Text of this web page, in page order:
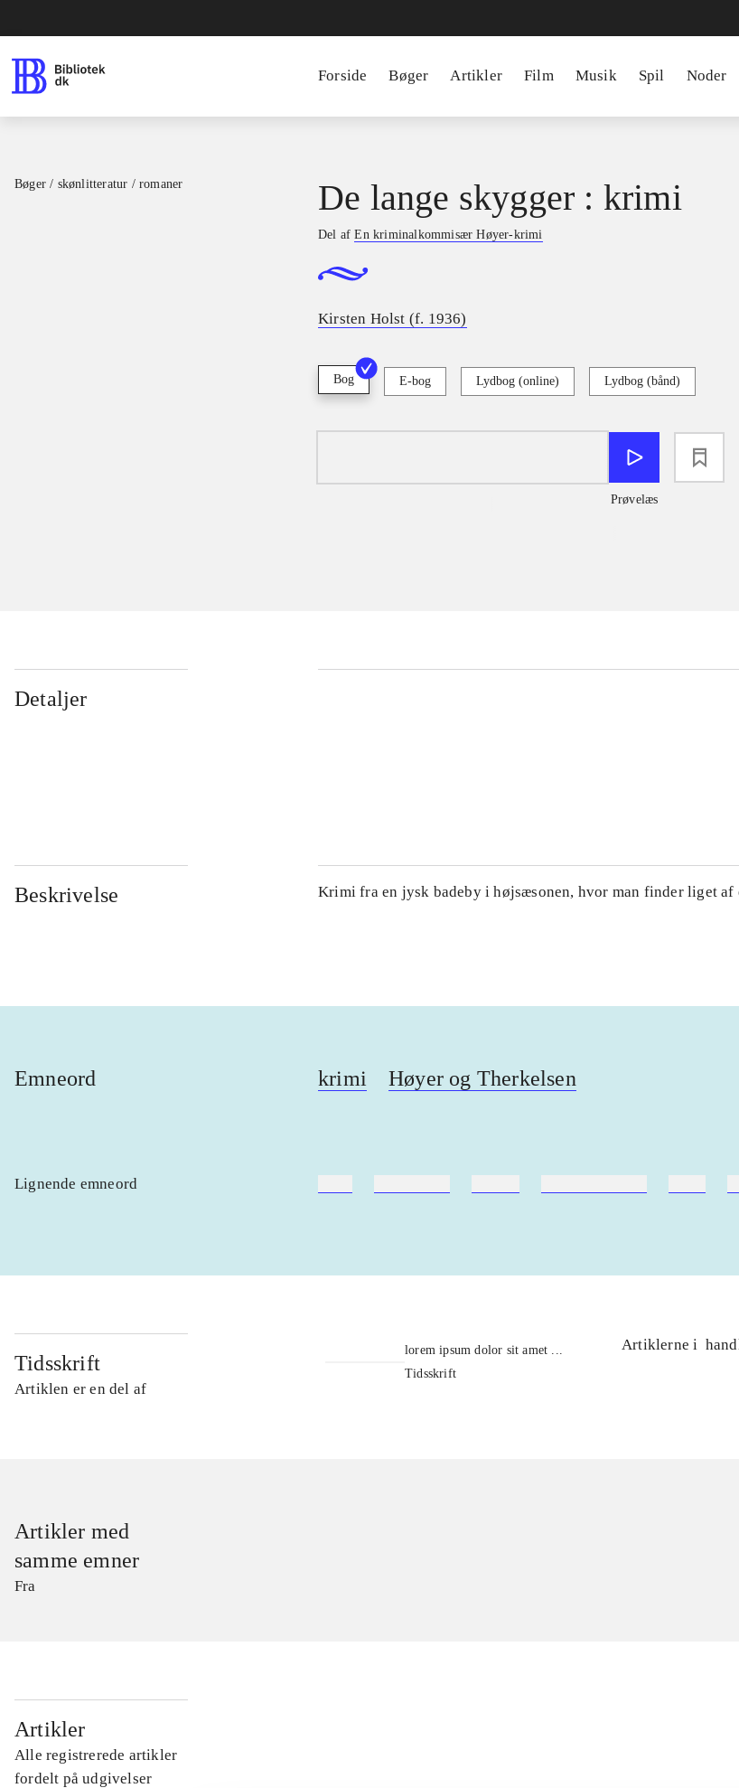
Forside Bøger Artikler Film Musik Spil Noder
Bøger / skønlitteratur / romaner De lange skygger : krimi
Del afEn kriminalkommisær Høyer-krimi
Kirsten Holst (f. 1936)
Bog E-bog Lydbog (online) Lydbog (bånd)
Prøvelæs
Detaljer
Beskrivelse Krimi fra en jysk badeby i højsæsonen, hvor man finder liget af
Emneord krimi Høyer og Therkelsen
Lignende emneord
Tidsskrift
Artiklen er en del af
lorem ipsum dolor sit amet ...
Tidsskrift
Artiklerne i
Artikler med
samme emner
Fra
Artikler
Alle registrerede artikler
fordelt på udgivelser